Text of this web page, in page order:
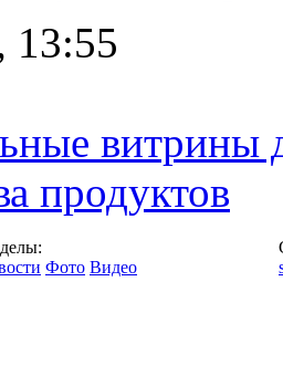
13:55
витрины
продуктов
Фото Видео